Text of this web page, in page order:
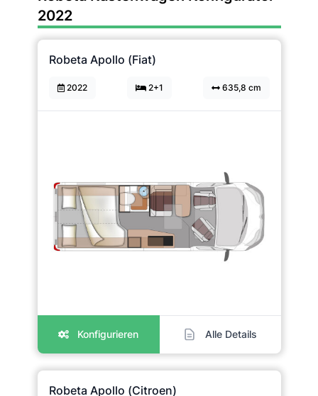
2022
Robeta Apollo (Fiat)
2022 2+1 635,8 cm
Konfigurieren Alle Details
Robeta Apollo (Citroen)